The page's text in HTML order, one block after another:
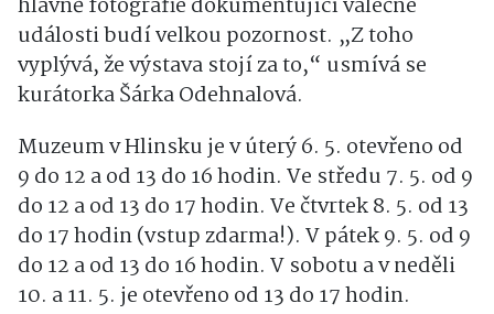
události budí velkou pozornost. „Z toho
vyplývá, že výstava stojí za to,“ usmívá se
kurátorka Šárka Odehnalová.
Muzeum v Hlinsku je v úterý 6. 5. otevřeno od
9 do 12 a od 13 do 16 hodin. Ve středu 7. 5. od 9
do 12 a od 13 do 17 hodin. Ve čtvrtek 8. 5. od 13
do 17 hodin (vstup zdarma!). V pátek 9. 5. od 9
do 12 a od 13 do 16 hodin. V sobotu a v neděli
10. a 11. 5. je otevřeno od 13 do 17 hodin.